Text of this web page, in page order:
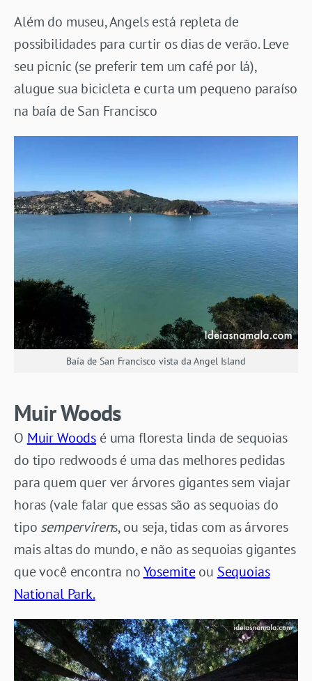
Além do museu, Angels está repleta de
possibilidades para curtir os dias de verão. Leve
seu picnic (se preferir tem um café por lá),
alugue sua bicicleta e curta um pequeno paraíso
na baía de San Francisco
Baía de San Francisco vista da Angel Island
Muir Woods
O Muir Woods é uma floresta linda de sequoias
do tipo redwoods é uma das melhores pedidas
para quem quer ver árvores gigantes sem viajar
horas (vale falar que essas são as sequoias do
tipo sempervirens, ou seja, tidas com as árvores
mais altas do mundo, e não as sequoias gigantes
que você encontra noYosemiteou Sequoias
National Park.